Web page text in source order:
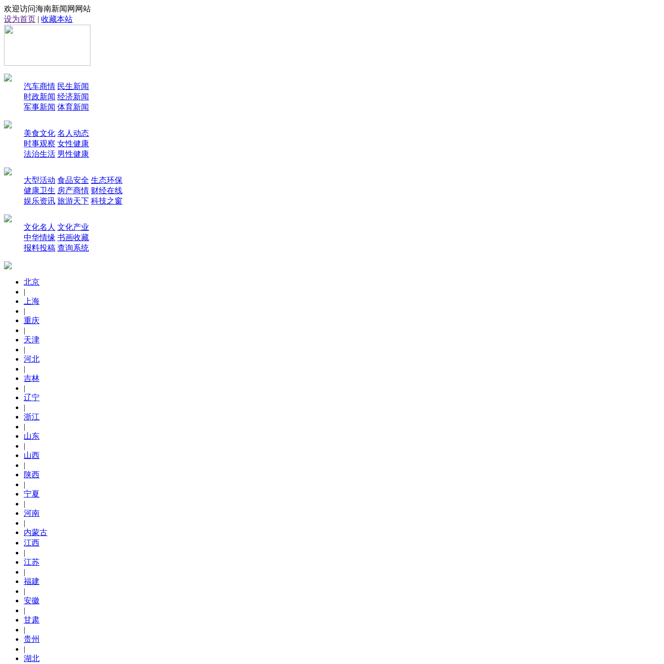
欢迎访问海南新闻网网站
设为首页 | 收藏本站
汽车商情 民生新闻
时政新闻 经济新闻
军事新闻 体育新闻
美食文化 名人动态
时事观察 女性健康
法治生活 男性健康
大型活动 食品安全 生态环保
健康卫生 房产商情 财经在线
娱乐资讯 旅游天下 科技之窗
文化名人 文化产业
中华情缘 书画收藏
报料投稿 查询系统
北京
|
上海
|
重庆
|
天津
|
河北
|
吉林
|
辽宁
|
浙江
|
山东
|
山西
|
陕西
|
宁夏
|
河南
|
内蒙古
江西
|
江苏
|
福建
|
安徽
|
甘肃
|
贵州
|
湖北